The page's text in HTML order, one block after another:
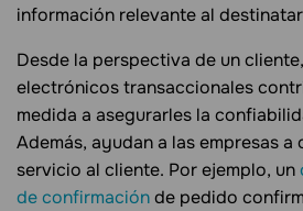
información relevante al
Desde la perspectiva de un
electrónicos transaccionales
medida a asegurarles la
Además, ayudan a las empresas a
servicio al cliente. Por ejemplo, un
de confirmaciónde pedido